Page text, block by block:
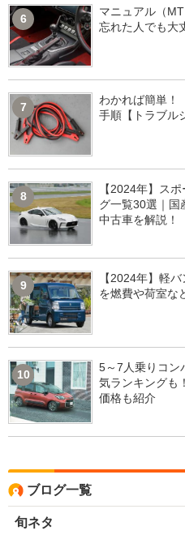
6
マニュアル（
忘れた人でも大
7
わかれば簡単
手順【トラブル
8
【2024年】ス
グ一覧30選｜国
中古車を解説！
9
【2024年】軽
を燃費や荷室な
10
5～7人乗りコン
気ランキングも
価格も紹介
ブログ一覧
旬ネタ